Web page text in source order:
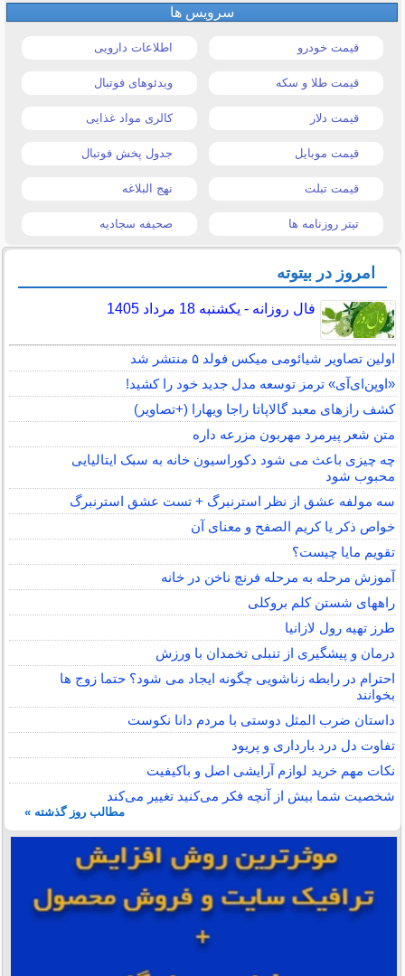
سرویس ها
قیمت خودرو اطلاعات دارویی
قیمت طلا و سکه ویدئوهای فوتبال
قیمت دلار کالری مواد غذایی
قیمت موبایل جدول پخش فوتبال
قیمت تبلت نهج البلاغه
تیتر روزنامه ها صحیفه سجادیه
امروز در بیتوته
فال روزانه - یکشنبه 18 مرداد 1405
اولین تصاویر شیائومی میکس فولد ۵ منتشر شد
«اوپن‌ای‌آی» ترمز توسعه مدل جدید خود را کشید!
کشف رازهای معبد گالاپاتا راجا ویهارا (+تصاویر)
متن شعر پیرمرد مهربون مزرعه داره
چه چیزی باعث می شود دکوراسیون خانه به سبک ایتالیایی
محبوب شود
سه مولفه عشق از نظر استرنبرگ + تست عشق استرنبرگ
خواص ذکر یا کریم الصفح و معنای آن
تقویم مایا چیست؟
آموزش مرحله به مرحله فرنچ ناخن در خانه
راههای شستن کلم بروکلی
طرز تهیه رول لازانیا
درمان و پیشگیری از تنبلی تخمدان با ورزش
احترام در رابطه زناشویی چگونه ایجاد می شود؟ حتما زوج ها
بخوانند
داستان ضرب المثل دوستی با مردم دانا نكوست
تفاوت دل درد بارداری و پریود
نکات مهم خرید لوازم آرایشی اصل و باکیفیت
شخصیت شما بیش از آنچه فکر می‌کنید تغییر می‌کند
مطالب روز گذشته »